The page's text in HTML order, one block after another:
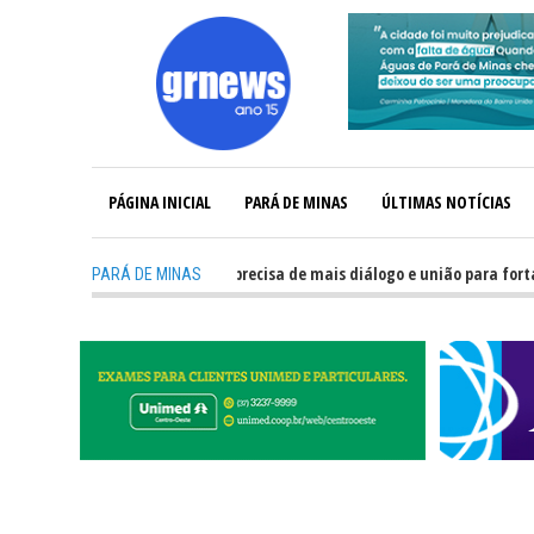
PÁGINA INICIAL PARÁ DE MINAS ÚLTIMAS NOTÍCIAS
PARÁ DE MINAS
GRNEWS TV: Política precisa de mais diálogo e união para